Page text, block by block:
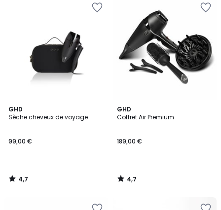
GHD
Sèche cheveux de voyage
99,00 €
4,7
/ 5
4,7
/
GHD
Coffret Air Premium
189,00 €
4,7
/ 5
4,7
/